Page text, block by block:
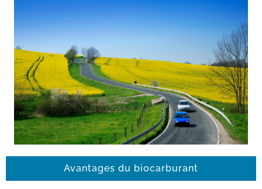
Avantages du biocarburant